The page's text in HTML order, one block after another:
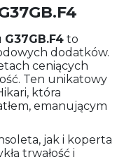
G37GB.F4 to
dodatków.
ceniących
Ten unikatowy
która
emanującym
jak i koperta
trwałość i